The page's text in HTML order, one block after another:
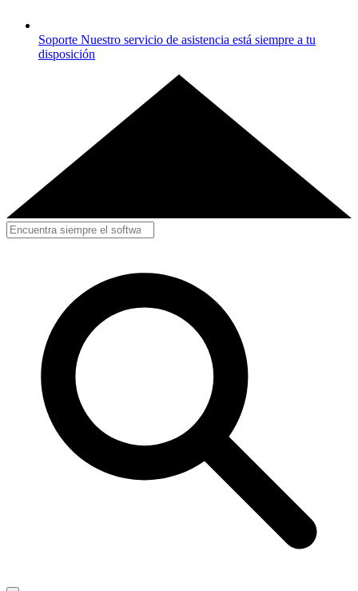
Soporte Nuestro servicio de asistencia está siempre a tu
disposición